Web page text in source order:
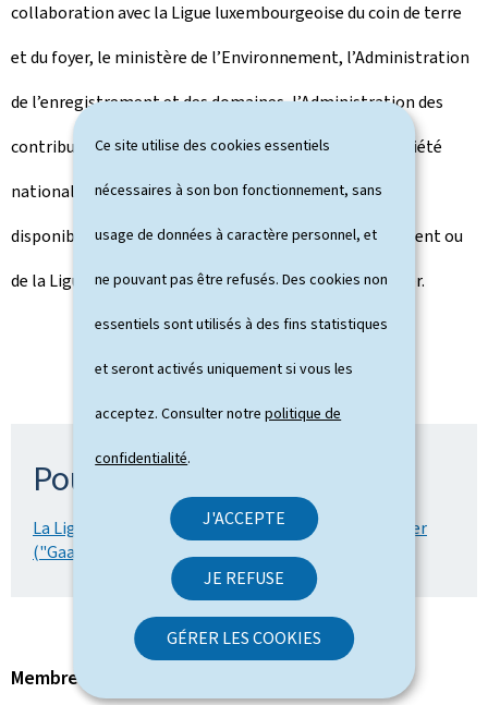
Ce site utilise des cookies essentiels
nécessaires à son bon fonctionnement, sans
usage de données à caractère personnel, et
ne pouvant pas être refusés. Des cookies non
essentiels sont utilisés à des fins statistiques
et seront activés uniquement si vous les
acceptez. Consulter notrepolitique de
confidentialité.
J'ACCEPTE
JE REFUSE
GÉRER LES COOKIES
collaboration avec la Ligue luxembourgeoise du coin de terre
et du foyer, le ministère de l’Environnement, l’Administration
de l’enregistrement et des domaines, l’Administration des
contributions directes, le Fonds du logement et la Société
nationale des habitations à bon marché S.A.. Elle est
disponible, en langue allemande, auprès d'Info'Logement ou
de la Ligue luxembourgeoise du coin de terre et du foyer.
Pour en savoir plus
La Ligue luxembourgeoise du coin de terre et du foyer
("Gaart & Heem")
Membre du gouvernement